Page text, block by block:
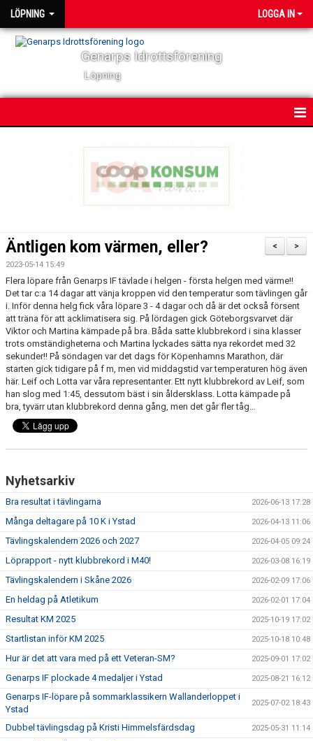
LÖPNING LOGGA IN
Genarps Idrottsförening
Löpning
VÅRA LÖPARE
POWER 60
KONTAKT
LÄNKAR
INTERNA TÄVLINGAR
GIFT GENARPS IF TRAIL 2026
ANMÄLAN TILL LÖPGRUPPEN
>
<
Äntligen kom värmen, eller?
2023-05-14 15:49
Flera löpare från Genarps IF tävlade i helgen - första helgen med värme!!
Det tar c:a 14 dagar att vänja kroppen vid den temperatur som tävlingen går
i. Inför denna helg fick våra löpare 3 - 4 dagar och då är det också försent
att träna för att acklimatisera sig. På lördagen gick Göteborgsvarvet där
Viktor och Martina kämpade på bra. Båda satte klubbrekord i sina klasser
trots omständigheterna och Martina lyckades sätta nya rekordet med 32
sekunder!! På söndagen var det dags för Köpenhamns Marathon, där
starten gick tidigare på f m, men vid middagstid var temperaturen hög även
här. Leif och Lotta var våra representanter. Ett nytt klubbrekord av Leif, som
han slog med 1:45, dessutom bäst i sin åldersklass. Lotta kämpade på
bra, tyvärr utan klubbrekord denna gång, men det går fler tåg…
Nyhetsarkiv
Bra resultat i tävlingarna 2026-06-13 17:28
Många deltagare på 10 K i Ystad 2026-04-13 11:06
Tävlingskalendern 2026 och 2027 2026-04-05 09:24
Löprapport - nytt klubbrekord i M40! 2026-03-08 16:19
Tävlingskalendern i Skåne 2026 2026-02-09 17:06
En heldag på Atletikum 2026-02-01 17:04
Resultat KM 2025 2025-10-19 17:02
Startlistan inför KM 2025 2025-10-18 10:48
Hur är det att vara med på ett Veteran-SM? 2025-09-01 17:02
Genarps IF plockade 4 medaljer i Ystad 2025-08-21 16:12
Genarps IF-löpare på sommarklassikern Wallanderloppet i
Ystad
2025-07-02 18:43
Dubbel tävlingsdag på Kristi Himmelsfärdsdag 2025-05-31 11:14